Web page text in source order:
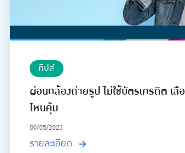
ทิปส์
ผ่อนกล้องถ่ายรูป ไม่ใช้บัตรเครดิต เ
ไหนคุ้ม
09/05/2023
รายละเอียด